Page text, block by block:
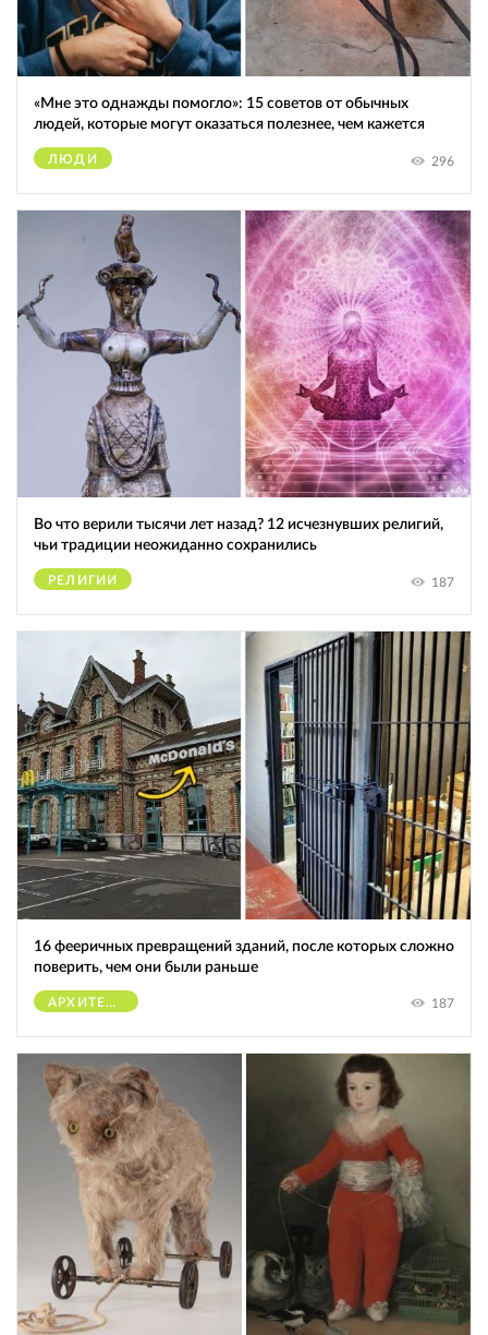
«Мне это однажды помогло»: 15 советов от обычных
людей, которые могут оказаться полезнее, чем кажется
ЛЮДИ 296
Во что верили тысячи лет назад? 12 исчезнувших религий,
чьи традиции неожиданно сохранились
РЕЛИГИИ 187
16 фееричных превращений зданий, после которых сложно
поверить, чем они были раньше
АРХИТЕКТУРА 187